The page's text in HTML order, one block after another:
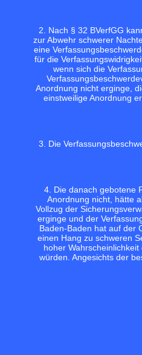
2. Nach § 32 BVerfGG
zur Abwehr schwerer
eine
für die
wenn sich die
Anordnung nicht erginge,
einstweilige Anordnung
3. Die
4. Die danach gebotene
Anordnung nicht, hätte
Vollzug der
erginge und der
Baden-Baden hat auf der
einen Hang zu schweren
hoher
würden. Angesichts der